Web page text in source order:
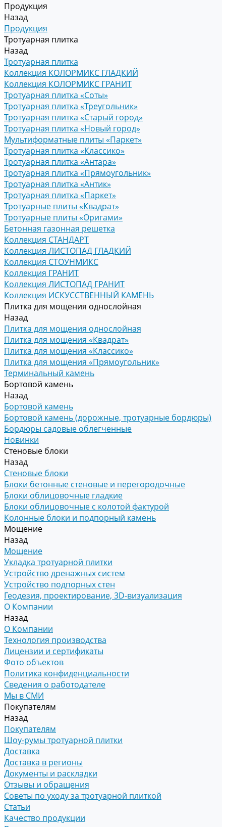
Продукция
Назад
Продукция
Тротуарная плитка
Назад
Тротуарная плитка
Коллекция КОЛОРМИКС ГЛАДКИЙ
Коллекция КОЛОРМИКС ГРАНИТ
Тротуарная плитка «Соты»
Тротуарная плитка «Треугольник»
Тротуарная плитка «Старый город»
Тротуарная плитка «Новый город»
Мультиформатные плиты «Паркет»
Тротуарная плитка «Классико»
Тротуарная плитка «Антара»
Тротуарная плитка «Прямоугольник»
Тротуарная плитка «Антик»
Тротуарная плитка «Паркет»
Тротуарные плиты «Квадрат»
Тротуарные плиты «Оригами»
Бетонная газонная решетка
Коллекция СТАНДАРТ
Коллекция ЛИСТОПАД ГЛАДКИЙ
Коллекция СТОУНМИКС
Коллекция ГРАНИТ
Коллекция ЛИСТОПАД ГРАНИТ
Коллекция ИСКУССТВЕННЫЙ КАМЕНЬ
Плитка для мощения однослойная
Назад
Плитка для мощения однослойная
Плитка для мощения «Квадрат»
Плитка для мощения «Классико»
Плитка для мощения «Прямоугольник»
Терминальный камень
Бортовой камень
Назад
Бортовой камень
Бортовой камень (дорожные, тротуарные бордюры)
Бордюры садовые облегченные
Новинки
Стеновые блоки
Назад
Стеновые блоки
Блоки бетонные стеновые и перегородочные
Блоки облицовочные гладкие
Блоки облицовочные с колотой фактурой
Колонные блоки и подпорный камень
Мощение
Назад
Мощение
Укладка тротуарной плитки
Устройство дренажных систем
Устройство подпорных стен
Геодезия, проектирование, 3D-визуализация
О Компании
Назад
О Компании
Технология производства
Лицензии и сертификаты
Фото объектов
Политика конфиденциальности
Сведения о работодателе
Мы в СМИ
Покупателям
Назад
Покупателям
Шоу-румы тротуарной плитки
Доставка
Доставка в регионы
Документы и раскладки
Отзывы и обращения
Советы по уходу за тротуарной плиткой
Статьи
Качество продукции